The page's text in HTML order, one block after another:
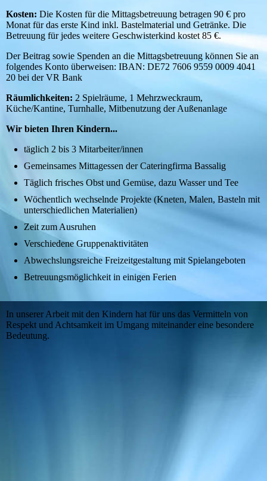
Kosten: Die Kosten für die Mittagsbetreuung betragen 90 € pro
Monat für das erste Kind inkl. Bastelmaterial und Getränke. Die
Betreuung für jedes weitere Geschwisterkind kostet 85 €.
Der Beitrag sowie Spenden an die Mittagsbetreuung können Sie an
folgendes Konto überweisen: IBAN: DE72 7606 9559 0009 4041
20 bei der VR Bank
Räumlichkeiten: 2 Spielräume, 1 Mehrzweckraum,
Küche/Kantine, Turnhalle, Mitbenutzung der Außenanlage
Wir bieten Ihren Kindern...
täglich 2 bis 3 Mitarbeiter/innen
Gemeinsames Mittagessen der Cateringfirma Bassalig
Täglich frisches Obst und Gemüse, dazu Wasser und Tee
Wöchentlich wechselnde Projekte (Kneten, Malen, Basteln mit
unterschiedlichen Materialien)
Zeit zum Ausruhen
Verschiedene Gruppenaktivitäten
Abwechslungsreiche Freizeitgestaltung mit Spielangeboten
Betreuungsmöglichkeit in einigen Ferien
In unserer Arbeit mit den Kindern hat für uns das Vermitteln von
Respekt und Achtsamkeit im Umgang miteinander eine besondere
Bedeutung.